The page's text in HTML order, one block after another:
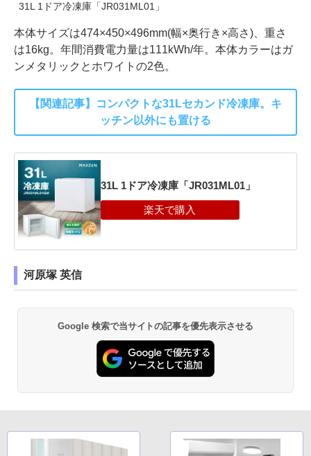
31L 1ドア冷凍庫「JR031ML01」
本体サイズは474×450×496mm(幅×奥行き×高さ)、重さ
は16kg。年間消費電力量は111kWh/年。本体カラーはガ
ンメタリックとホワイトの2色。
【関連記事】コンパクトな31Lセカンド冷凍庫。キ
ッチン以外にも置ける
31L 1ドア冷凍庫「JR031ML01」
河原塚 英信
Google 検索で当サイトの記事を優先表示させる